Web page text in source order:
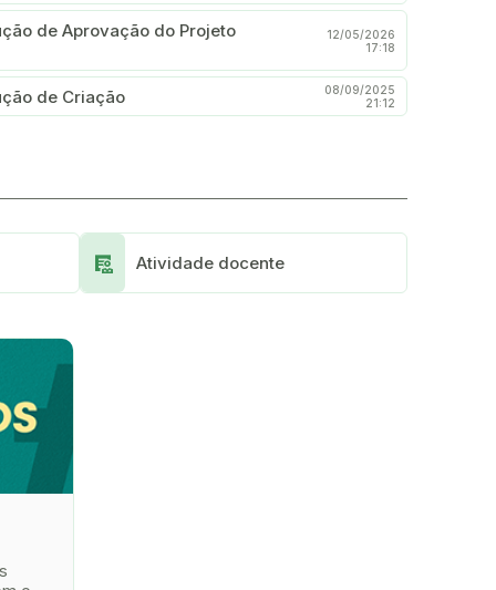
de Aprovação do Projeto
12/05/2026
17:18
de Criação
08/09/2025
21:12
Clinical_Notes Atividade docente